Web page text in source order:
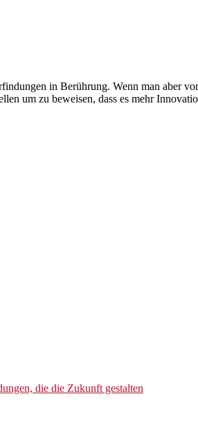
in Berührung. Wenn man aber
um zu beweisen, dass es mehr
die die Zukunft gestalten